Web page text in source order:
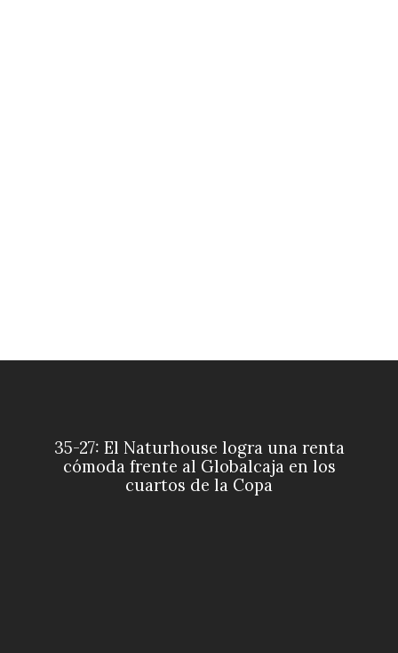
35-27: El Naturhouse logra una renta
cómoda frente al Globalcaja en los
cuartos de la Copa